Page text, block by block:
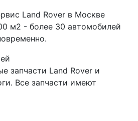
Land Rover в Москве
м2 - более 30 автомобилей
запчасти Land Rover и
Все запчасти имеют